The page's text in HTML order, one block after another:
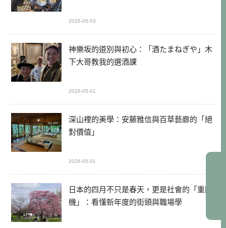
2026-05-03
神樂坂的道別與初心：「酒たまねぎや」木
下大哥教我的選酒課
2026-05-01
深山裡的美學：安藤雅信與百草藝廊的「絕
對價值」
2026-05-01
日本的四月不只是春天，更是社會的「重開
機」：看懂新年度的街頭與職場學